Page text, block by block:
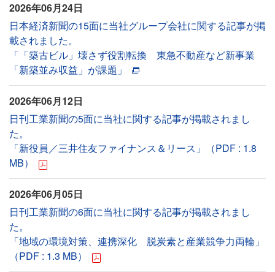
2026年06月24日
日本経済新聞の15面に当社グループ会社に関する記事が掲
載されました。
「「築古ビル」壊さず役割転換 東急不動産など新事業
「新築並み収益」が課題」
2026年06月12日
日刊工業新聞の5面に当社に関する記事が掲載されまし
た。
「新役員／三井住友ファイナンス＆リース」（PDF : 1.8
MB）
2026年06月05日
日刊工業新聞の6面に当社に関する記事が掲載されまし
た。
「地域の環境対策、連携深化 脱炭素と産業競争力両輪」
（PDF : 1.3 MB）